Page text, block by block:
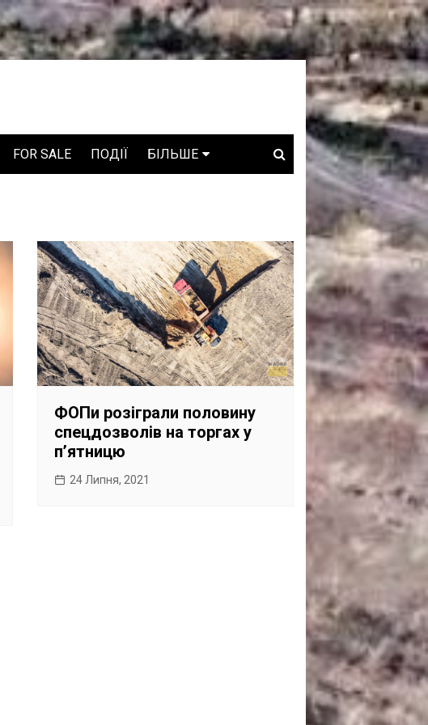
FOR SALE ПОДІЇ БІЛЬШЕ
WHO IS WHO
ПРОЗОРІ НАДРА
ГОВОРЯТЬ АСОЦІАЦІЇ
ГОВОРЯТЬ КОМПАНІЇ
КОНФЛІКТНІ НАДРА
САНКЦІЙНІ НАДРА
БЛОГИ
TECHNO
ФОПи розіграли половину
спецдозволів на торгах у
п’ятницю
24 Липня, 2021